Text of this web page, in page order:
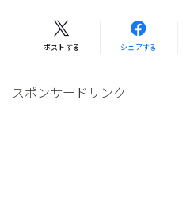
ポストする シェアする
スポンサードリンク